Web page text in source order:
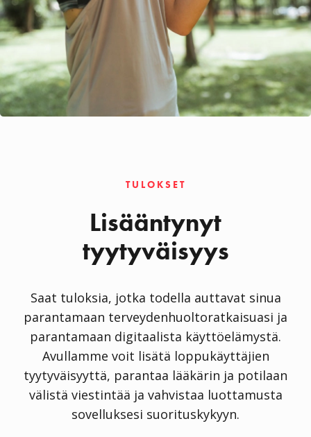
TULOKSET
Lisääntynyt
tyytyväisyys
Saat tuloksia, jotka todella auttavat sinua
parantamaan terveydenhuoltoratkaisuasi ja
parantamaan digitaalista käyttöelämystä.
Avullamme voit lisätä loppukäyttäjien
tyytyväisyyttä, parantaa lääkärin ja potilaan
välistä viestintää ja vahvistaa luottamusta
sovelluksesi suorituskykyyn.